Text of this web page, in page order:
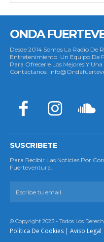
ONDA
Desde 2014 Somos La Radio De
Entretenimiento. Un Equipo De
Para Ofrecerle Los Mejores Y
Contáctanos:
SUSCRIBETE
Para Recibir Las Noticias Por
Fuerteventura.
© Copyright 2023 - Todos Los
Política De Cookies | Aviso Legal